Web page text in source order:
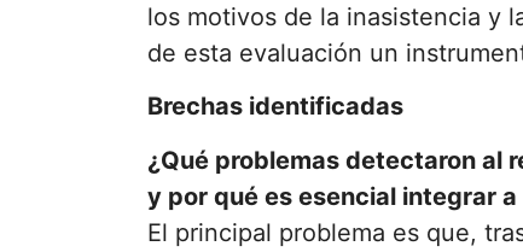
los motivos de la inasistencia y
de esta evaluación un
Brechas identificadas
¿Qué problemas detectaron al
y por qué es esencial integrar
El principal problema es que,